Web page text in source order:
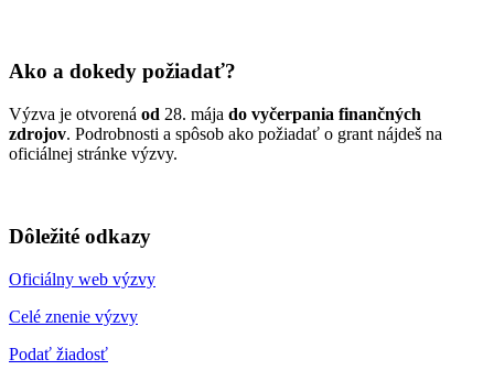
Ako a dokedy požiadať?
Výzva je otvorená od 28. mája do vyčerpania finančných
zdrojov. Podrobnosti a spôsob ako požiadať o grant nájdeš na
oficiálnej stránke výzvy.
Dôležité odkazy
Oficiálny web výzvy
Celé znenie výzvy
Podať žiadosť